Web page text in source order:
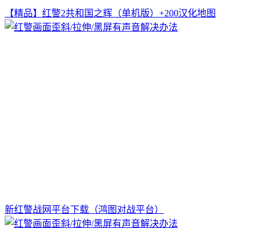
【精品】红警2共和国之辉（单机版）+200汉化地图
新红警战网平台下载（鸿图对战平台）